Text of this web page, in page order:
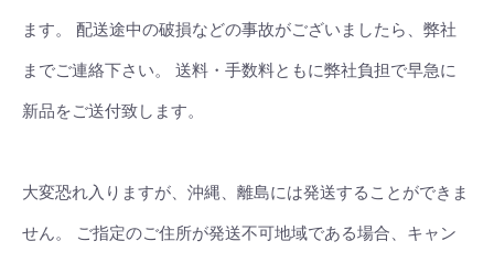
ます。 配送途中の破損などの事故がございましたら、弊社
までご連絡下さい。 送料・手数料ともに弊社負担で早急に
新品をご送付致します。
大変恐れ入りますが、沖縄、離島には発送することができま
せん。 ご指定のご住所が発送不可地域である場合、キャン